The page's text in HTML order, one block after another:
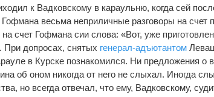
к Вадковскому в караульню, когда сей
весьма неприличные разговоры на счет
счет Гофмана сии слова: «Вот, уже
При допросах, снятых генерал-адъютантом
в Курске познакомился. Ни предложения о
об оном никогда от него не слыхал. Иногда
но всегда отвечал, что ему, Вадковскому,